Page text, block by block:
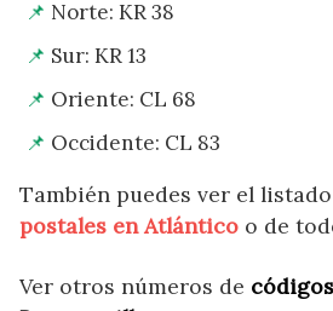
Norte: KR 38
Sur: KR 13
Oriente: CL 68
Occidente: CL 83
También puedes ver el
postales en Atlántico o de
Ver otros números de